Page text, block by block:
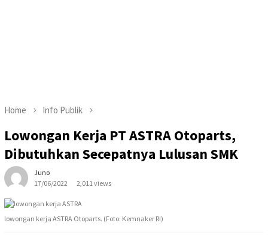
Home Info Publik
Lowongan Kerja PT ASTRA Otoparts,
Dibutuhkan Secepatnya Lulusan SMK
Juno
17/06/2022
2,011 views
lowongan kerja ASTRA Otoparts. (Foto: Kemnaker RI)